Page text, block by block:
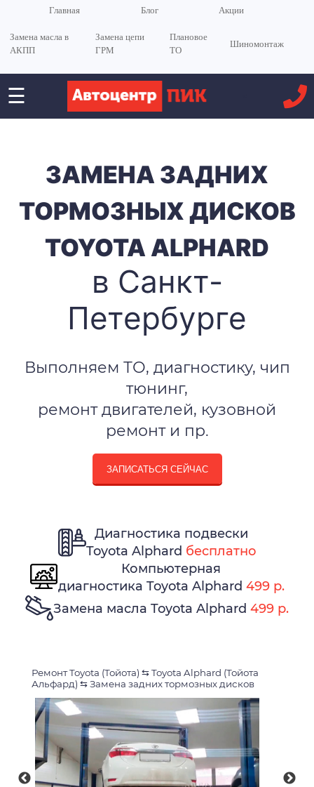
Главная Блог Акции
Замена масла в
АКПП
Замена цепи
ГРМ
Плановое
ТО
Шиномонтаж
☰
ЗАМЕНА ЗАДНИХ
ТОРМОЗНЫХ ДИСКОВ
TOYOTA ALPHARD
в Санкт-
Петербурге
Выполняем ТО, диагностику, чип
тюнинг,
ремонт двигателей, кузовной
ремонт и пр.
ЗАПИСАТЬСЯ СЕЙЧАС
Диагностика подвески
Toyota Alphard бесплатно
Компьютерная
диагностика Toyota Alphard 499 р.
Замена масла Toyota Alphard 499 р.
Ремонт Toyota (Тойота) ⇆Toyota Alphard (Тойота
Альфард) ⇆Замена задних тормозных дисков